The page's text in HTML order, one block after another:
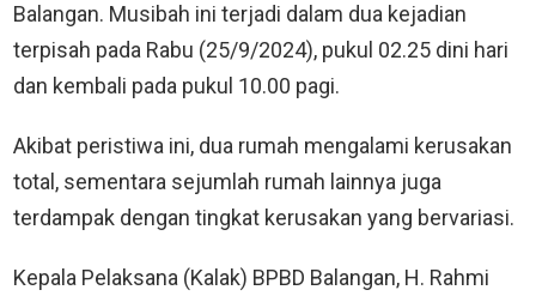
Balangan. Musibah ini terjadi dalam dua kejadian
terpisah pada Rabu (25/9/2024), pukul 02.25 dini hari
dan kembali pada pukul 10.00 pagi.
Akibat peristiwa ini, dua rumah mengalami kerusakan
total, sementara sejumlah rumah lainnya juga
terdampak dengan tingkat kerusakan yang bervariasi.
Kepala Pelaksana (Kalak) BPBD Balangan, H. Rahmi